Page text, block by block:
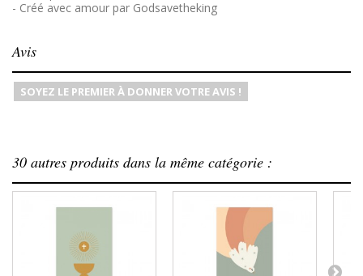
- Créé avec amour par Godsavetheking
Avis
SOYEZ LE PREMIER À DONNER VOTRE AVIS !
30 autres produits dans la même catégorie :